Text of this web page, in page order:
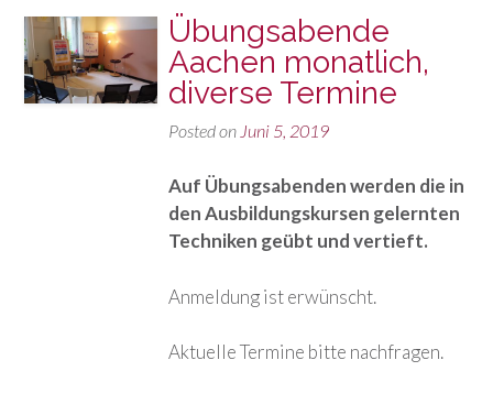
Übungsabende
Aachen monatlich,
diverse Termine
Posted on Juni 5, 2019
Auf Übungsabenden werden die in
den Ausbildungskursen gelernten
Techniken geübt und vertieft.
Anmeldung ist erwünscht.
Aktuelle Termine bitte nachfragen.